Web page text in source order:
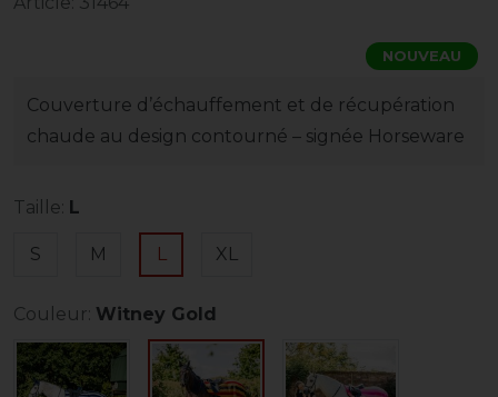
NOUVEAU
Couverture d’échauffement et de récupération
chaude au design contourné – signée Horseware
Taille: L
S M L XL
Couleur: Witney Gold